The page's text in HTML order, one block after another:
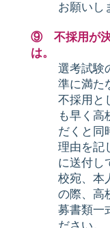
お願いし
⑨ 不採用が決
は。
選考試験
準に満た
不採用と
も早く高
だくと同
理由を記
に送付し
校宛、
の際、高
募書類一